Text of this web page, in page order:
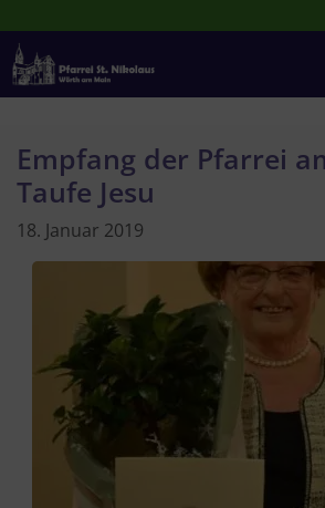
Inhalt
springen
Empfang der Pfarrei
Taufe Jesu
18. Januar 2019